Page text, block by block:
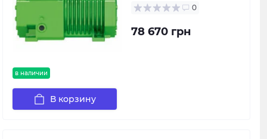
в наличии
0
78 670 грн
В корзину